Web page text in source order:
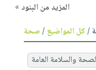
المزيد من البنود »
/كل المواضيع/صحة
والسلامة العامة